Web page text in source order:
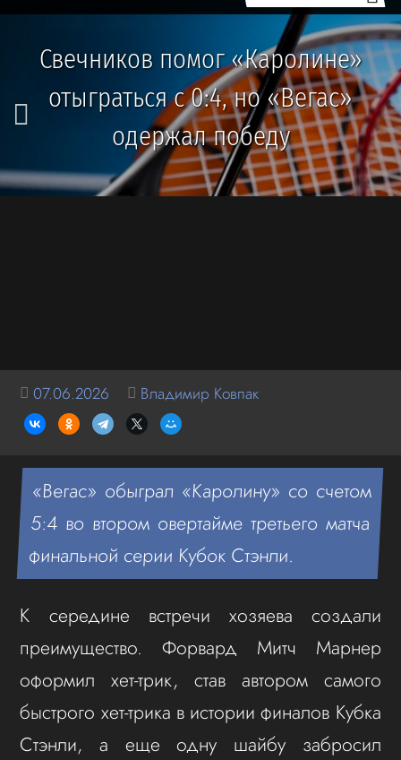
Свечников помог «Каролине»
отыграться с 0:4, но «Вегас»
одержал победу
07.06.2026 Владимир Ковпак
«Вегас» обыграл «Каролину» со счетом
5:4 во втором овертайме третьего матча
финальной серии Кубок Стэнли.
К середине встречи хозяева создали
преимущество. Форвард Митч Марнер
оформил хет-трик, став автором самого
быстрого хет-трика в истории финалов Кубка
Стэнли, а еще одну шайбу забросил